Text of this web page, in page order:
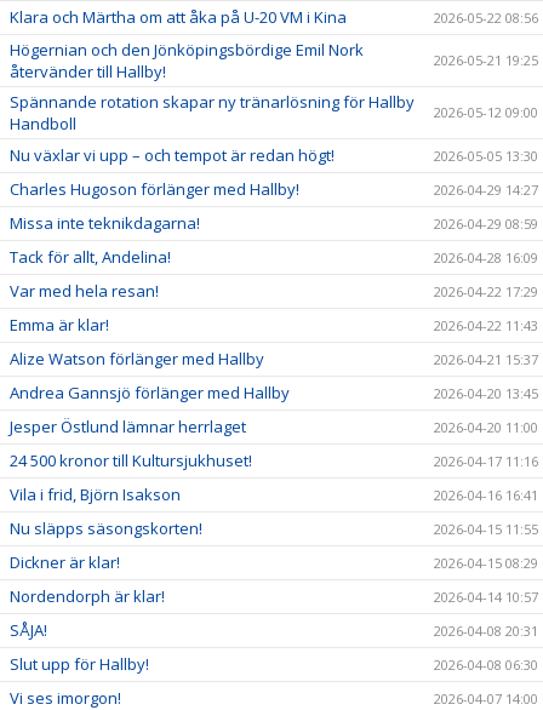
Klara och Märtha om att åka på U-20 VM i Kina 2026-05-22 08:56
Högernian och den Jönköpingsbördige Emil Nork
återvänder till Hallby!
2026-05-21 19:25
Spännande rotation skapar ny tränarlösning för Hallby
Handboll
2026-05-12 09:00
Nu växlar vi upp – och tempot är redan högt! 2026-05-05 13:30
Charles Hugoson förlänger med Hallby! 2026-04-29 14:27
Missa inte teknikdagarna! 2026-04-29 08:59
Tack för allt, Andelina! 2026-04-28 16:09
Var med hela resan! 2026-04-22 17:29
Emma är klar! 2026-04-22 11:43
Alize Watson förlänger med Hallby 2026-04-21 15:37
Andrea Gannsjö förlänger med Hallby 2026-04-20 13:45
Jesper Östlund lämnar herrlaget 2026-04-20 11:00
24 500 kronor till Kultursjukhuset! 2026-04-17 11:16
Vila i frid, Björn Isakson 2026-04-16 16:41
Nu släpps säsongskorten! 2026-04-15 11:55
Dickner är klar! 2026-04-15 08:29
Nordendorph är klar! 2026-04-14 10:57
SÅJA! 2026-04-08 20:31
Slut upp för Hallby! 2026-04-08 06:30
Vi ses imorgon! 2026-04-07 14:00